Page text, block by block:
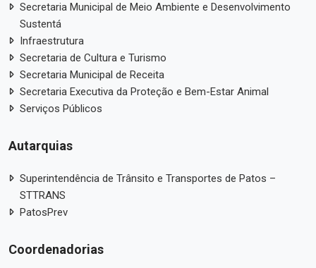
Secretaria Municipal de Meio Ambiente e Desenvolvimento
Sustentá
Infraestrutura
Secretaria de Cultura e Turismo
Secretaria Municipal de Receita
Secretaria Executiva da Proteção e Bem-Estar Animal
Serviços Públicos
Autarquias
Superintendência de Trânsito e Transportes de Patos –
STTRANS
PatosPrev
Coordenadorias